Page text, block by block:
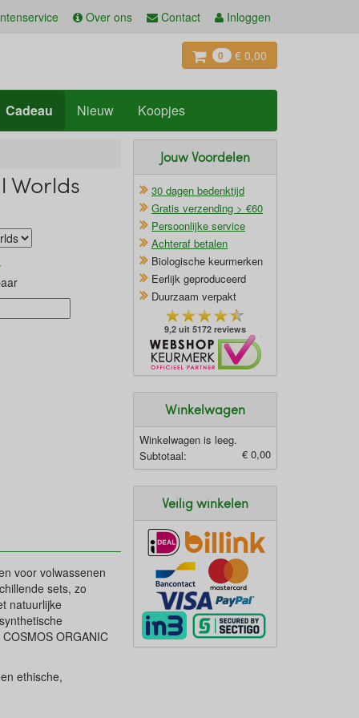
Over ons Contact Inloggen
0 € 0,00
Cadeau Nieuw Koopjes
Worlds
voor volwassenen
sets, zo
natuurlijke
ORGANIC
ethische,
Jouw Voordelen
30 dagen bedenktijd
Gratis verzending > €60
Persoonlijke service
Achteraf betalen
Biologische keurmerken
Eerlijk geproduceerd
Duurzaam verpakt
9,2 uit 5172 reviews
Winkelwagen
Winkelwagen is leeg.
Subtotaal:
€ 0,00
Veilig winkelen